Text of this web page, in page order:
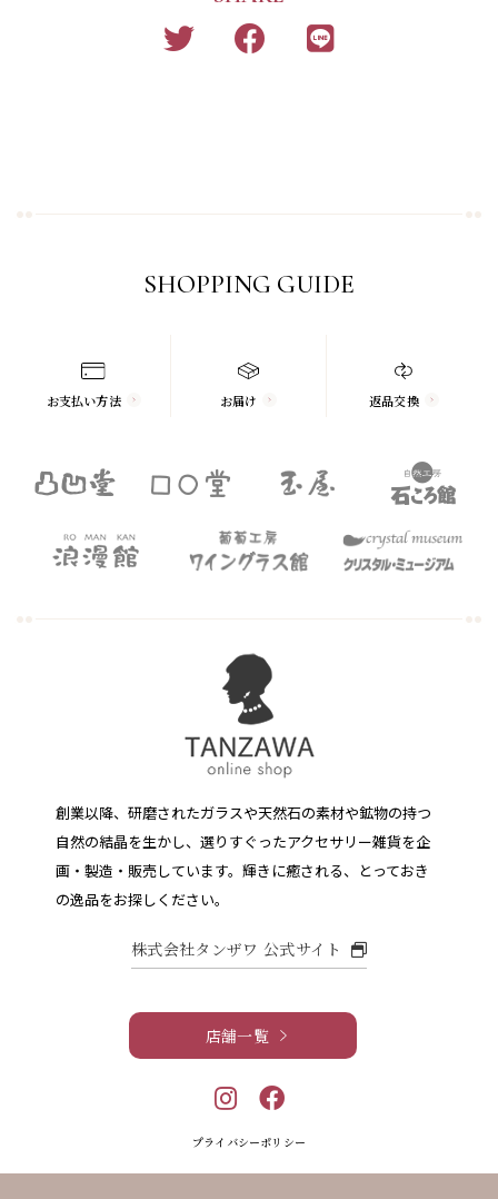
SHOPPING GUIDE
お支払い方法 お届け 返品交換
創業以降、研磨されたガラスや天然石の素材や鉱物の持つ
自然の結晶を生かし、選りすぐったアクセサリー雑貨を企
画・製造・販売しています。 輝きに癒される、とっておき
の逸品をお探しください。
株式会社タンザワ 公式サイト
店舗一覧
プライバシーポリシー